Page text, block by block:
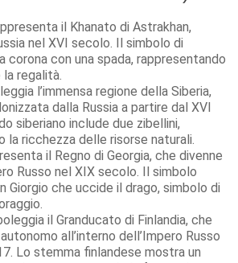
il Khanato di Astrakhan,
nel XVI secolo. Il simbolo di
corona con una spada, rappresentando
la regalità.
l’immensa regione della Siberia,
dalla Russia a partire dal XVI
siberiano include due zibellini,
la ricchezza delle risorse naturali.
il Regno di Georgia, che divenne
Russo nel XIX secolo. Il simbolo
Giorgio che uccide il drago, simbolo di
il Granducato di Finlandia, che
all’interno dell’Impero Russo
Lo stemma finlandese mostra un